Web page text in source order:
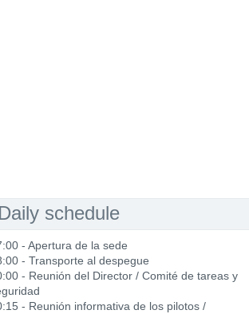
Daily schedule
- Apertura de la sede
- Transporte al despegue
- Reunión del Director / Comité de tareas y
- Reunión informativa de los pilotos /